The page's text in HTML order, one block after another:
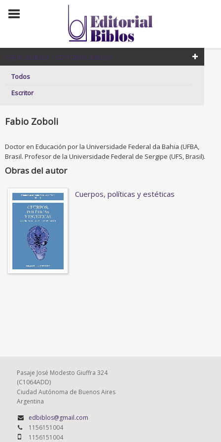
FABIO ZOBOLI – EDITORIAL BIBLOS
Todos
Escritor
Fabio Zoboli
Doctor en Educación por la Universidade Federal da Bahia (UFBA,
Brasil. Profesor de la Universidade Federal de Sergipe (UFS, Brasil).
Obras del autor
Cuerpos, políticas y estéticas
Pasaje José Modesto Giuffra 324
(C1064ADD)
Ciudad Autónoma de Buenos Aires
Argentina
edbiblos@gmail.com
1156151004
1156151004